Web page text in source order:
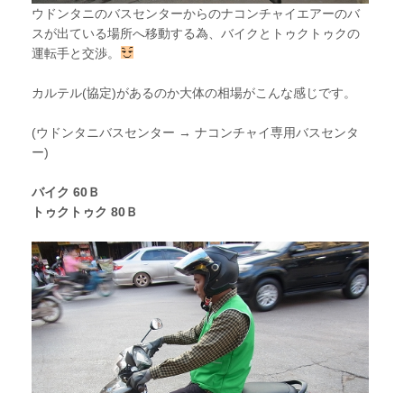
ウドンタニのバスセンターからのナコンチャイエアーのバ
スが出ている場所へ移動する為、バイクとトゥクトゥクの
運転手と交渉。
カルテル(協定)があるのか大体の相場がこんな感じです。
(ウドンタニバスセンター → ナコンチャイ専用バスセンタ
ー)
バイク 60Ｂ
トゥクトゥク 80Ｂ